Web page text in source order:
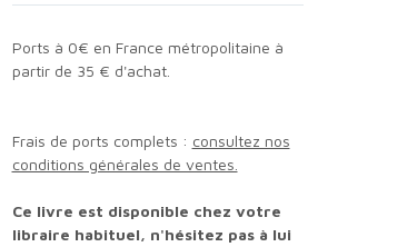
Ports à 0€ en France métropolitaine à
partir de 35 € d'achat.
Frais de ports complets : consultez nos
conditions générales de ventes.
Ce livre est disponible chez votre
libraire habituel, n'hésitez pas à lui